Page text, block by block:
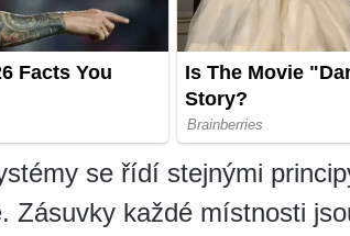
se řídí stejnými
Zásuvky každé místnosti